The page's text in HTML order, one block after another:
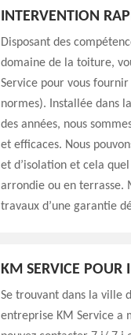
INTERVENTION
Disposant des
domaine de la toiture,
Service pour vous
normes). Installée dans
des années, nous
et efficaces. Nous
et d’isolation et cela
arrondie ou en terrasse.
travaux d’une garantie
KM SERVICE
Se trouvant dans la ville
entreprise KM Service a